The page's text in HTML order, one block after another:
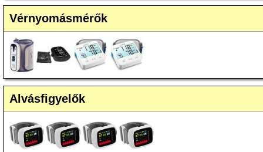
Vérnyomásmérők
Alvásfigyelők